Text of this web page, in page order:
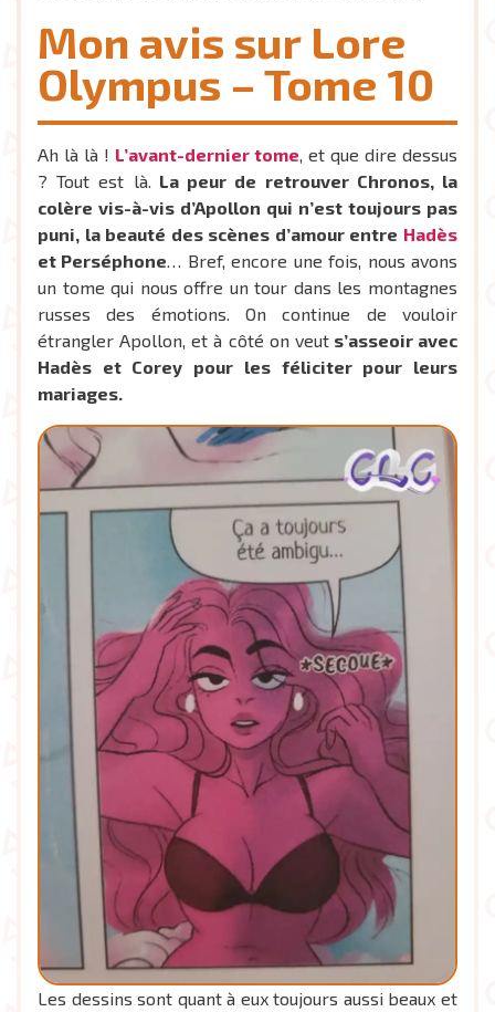
Mon avis sur Lore
Olympus – Tome 10
Ah là là ! L’avant-dernier tome, et que dire dessus
? Tout est là. La peur de retrouver Chronos, la
colère vis-à-vis d’Apollon qui n’est toujours pas
puni, la beauté des scènes d’amour entre Hadès
et Perséphone… Bref, encore une fois, nous avons
un tome qui nous offre un tour dans les montagnes
russes des émotions. On continue de vouloir
étrangler Apollon, et à côté on veuts’asseoir avec
Hadès et Corey pour les féliciter pour leurs
mariages.
Les dessins sont quant à eux toujours aussi beaux et